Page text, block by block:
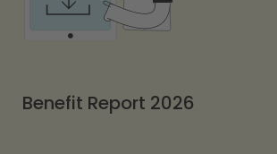
Benefit Report 2026